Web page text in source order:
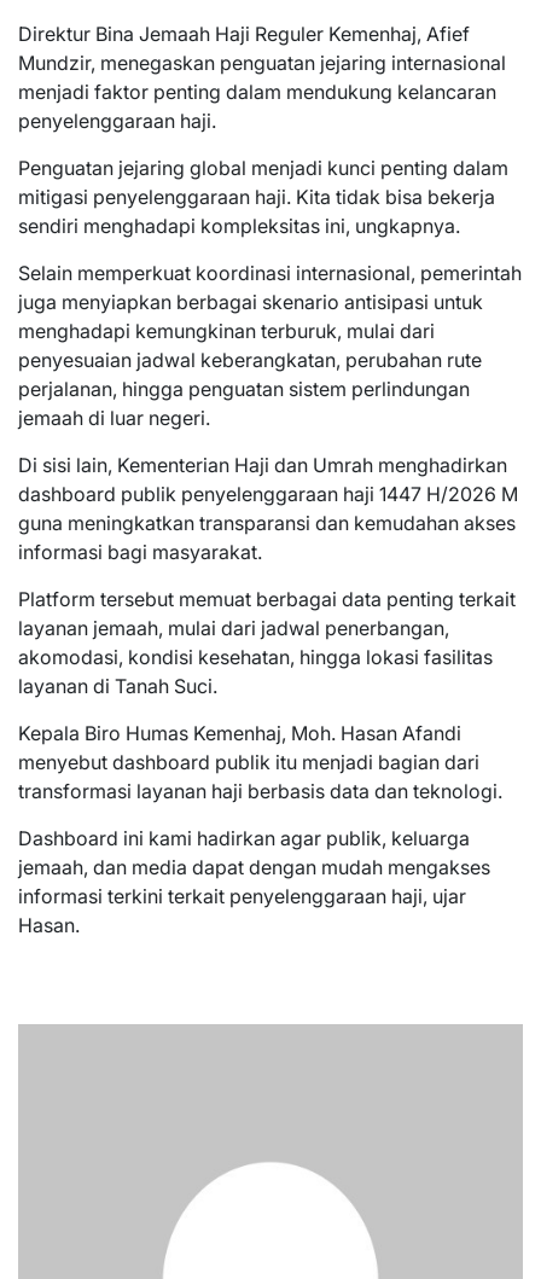
Direktur Bina Jemaah Haji Reguler Kemenhaj, Afief
Mundzir, menegaskan penguatan jejaring internasional
menjadi faktor penting dalam mendukung kelancaran
penyelenggaraan haji.
Penguatan jejaring global menjadi kunci penting dalam
mitigasi penyelenggaraan haji. Kita tidak bisa bekerja
sendiri menghadapi kompleksitas ini, ungkapnya.
Selain memperkuat koordinasi internasional, pemerintah
juga menyiapkan berbagai skenario antisipasi untuk
menghadapi kemungkinan terburuk, mulai dari
penyesuaian jadwal keberangkatan, perubahan rute
perjalanan, hingga penguatan sistem perlindungan
jemaah di luar negeri.
Di sisi lain, Kementerian Haji dan Umrah menghadirkan
dashboard publik penyelenggaraan haji 1447 H/2026 M
guna meningkatkan transparansi dan kemudahan akses
informasi bagi masyarakat.
Platform tersebut memuat berbagai data penting terkait
layanan jemaah, mulai dari jadwal penerbangan,
akomodasi, kondisi kesehatan, hingga lokasi fasilitas
layanan di Tanah Suci.
Kepala Biro Humas Kemenhaj, Moh. Hasan Afandi
menyebut dashboard publik itu menjadi bagian dari
transformasi layanan haji berbasis data dan teknologi.
Dashboard ini kami hadirkan agar publik, keluarga
jemaah, dan media dapat dengan mudah mengakses
informasi terkini terkait penyelenggaraan haji, ujar
Hasan.